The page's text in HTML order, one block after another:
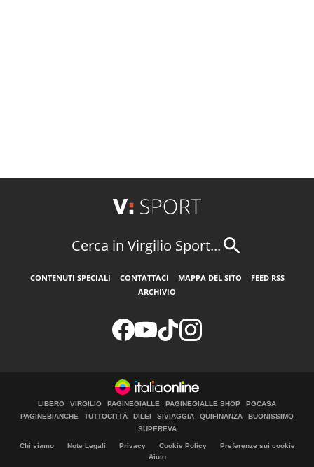
Cerca in Virgilio Sport...
CONTENUTI SPECIALI CONTATTACI MAPPA DEL SITO
FEED RSS
ARCHIVIO
LIBERO VIRGILIO PAGINEGIALLE PAGINEGIALLE SHOP
PGCASA
PAGINEBIANCHE
TUTTOCITTÀ DILEI SIVIAGGIA QUIFINANZA
BUONISSIMO
SUPEREVA
Chi siamo Note Legali Privacy Cookie Policy
Preferenze sui cookie
Aiuto